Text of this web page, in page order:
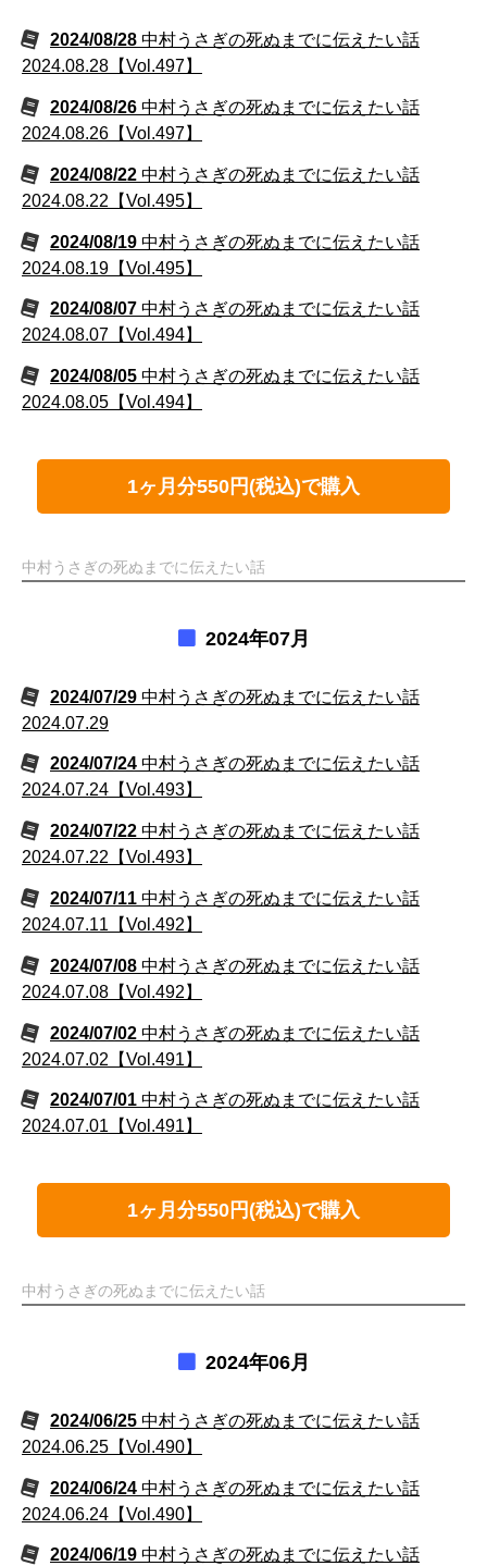
2024/08/28 中村うさぎの死ぬまでに伝えたい話
2024.08.28【Vol.497】
2024/08/26 中村うさぎの死ぬまでに伝えたい話
2024.08.26【Vol.497】
2024/08/22 中村うさぎの死ぬまでに伝えたい話
2024.08.22【Vol.495】
2024/08/19 中村うさぎの死ぬまでに伝えたい話
2024.08.19【Vol.495】
2024/08/07 中村うさぎの死ぬまでに伝えたい話
2024.08.07【Vol.494】
2024/08/05 中村うさぎの死ぬまでに伝えたい話
2024.08.05【Vol.494】
1ヶ月分550円(税込)で購入
中村うさぎの死ぬまでに伝えたい話
2024年07月
2024/07/29 中村うさぎの死ぬまでに伝えたい話
2024.07.29
2024/07/24 中村うさぎの死ぬまでに伝えたい話
2024.07.24【Vol.493】
2024/07/22 中村うさぎの死ぬまでに伝えたい話
2024.07.22【Vol.493】
2024/07/11 中村うさぎの死ぬまでに伝えたい話
2024.07.11【Vol.492】
2024/07/08 中村うさぎの死ぬまでに伝えたい話
2024.07.08【Vol.492】
2024/07/02 中村うさぎの死ぬまでに伝えたい話
2024.07.02【Vol.491】
2024/07/01 中村うさぎの死ぬまでに伝えたい話
2024.07.01【Vol.491】
1ヶ月分550円(税込)で購入
中村うさぎの死ぬまでに伝えたい話
2024年06月
2024/06/25 中村うさぎの死ぬまでに伝えたい話
2024.06.25【Vol.490】
2024/06/24 中村うさぎの死ぬまでに伝えたい話
2024.06.24【Vol.490】
2024/06/19 中村うさぎの死ぬまでに伝えたい話